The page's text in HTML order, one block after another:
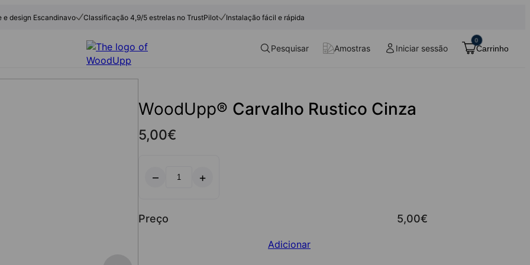
e design Escandinavo Classificação 4,9/5 estrelas no TrustPilot Instalação fácil e rápida
Pesquisar Amostras Iniciar sessão
0
Carrinho
WoodUpp® Carvalho Rustico Cinza
5,00€
–
Quantidade
+
Preço 5,00€
Adicionar